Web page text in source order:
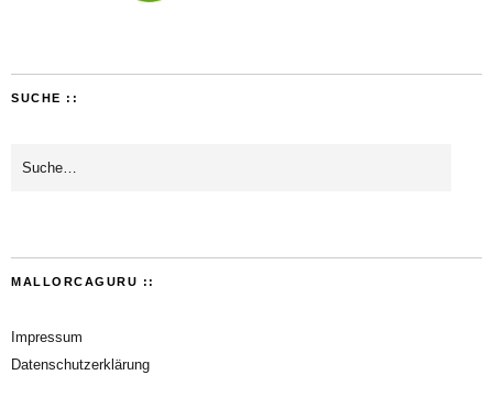
SUCHE ::
MALLORCAGURU ::
Impressum
Datenschutzerklärung